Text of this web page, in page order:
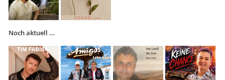
Noch aktuell …